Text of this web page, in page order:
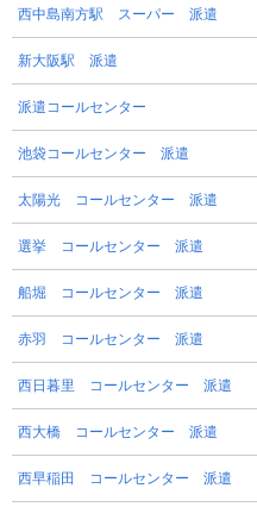
西中島南方駅 スーパー 派遣
新大阪駅 派遣
派遣コールセンター
池袋コールセンター 派遣
太陽光 コールセンター 派遣
選挙 コールセンター 派遣
船堀 コールセンター 派遣
赤羽 コールセンター 派遣
西日暮里 コールセンター 派遣
西大橋 コールセンター 派遣
西早稲田 コールセンター 派遣